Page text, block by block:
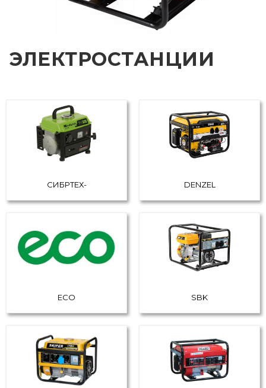
ЭЛЕКТРОСТАНЦИИ
СИБРТЕХ- DENZEL
ECO SBK